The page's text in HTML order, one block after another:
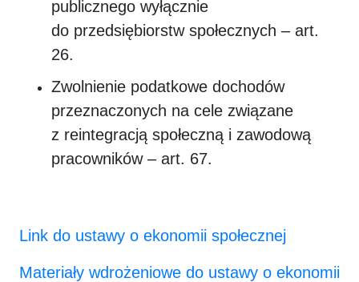
publicznego wyłącznie
do przedsiębiorstw społecznych – art.
26.
Zwolnienie podatkowe dochodów
przeznaczonych na cele związane
z reintegracją społeczną i zawodową
pracowników – art. 67.
Link do ustawy o ekonomii społecznej
Materiały wdrożeniowe do ustawy o ekonomii